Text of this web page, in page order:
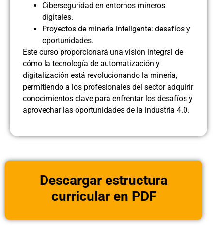
Ciberseguridad en entornos mineros
digitales.
Proyectos de minería inteligente: desafíos y
oportunidades.
Este curso proporcionará una visión integral de
cómo la tecnología de automatización y
digitalización está revolucionando la minería,
permitiendo a los profesionales del sector adquirir
conocimientos clave para enfrentar los desafíos y
aprovechar las oportunidades de la industria 4.0.
Descargar estructura
curricular en PDF